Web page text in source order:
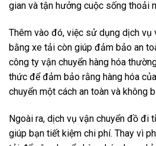
gian và tận hưởng cuộc sống thoải
Thêm vào đó, việc sử dụng dịch vụ
bằng xe tải còn giúp đảm bảo an
công ty vận chuyển hàng hóa
thức để đảm bảo rằng hàng hóa
chuyển một cách an toàn và không
Ngoài ra, dịch vụ vận chuyển đồ đi
giúp bạn tiết kiệm chi phí. Thay vì